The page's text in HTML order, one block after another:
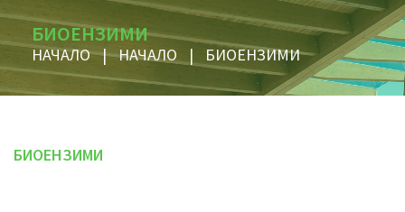
БИОЕНЗИМИ
НАЧАЛО | НАЧАЛО | БИОЕНЗИМИ
БИОЕНЗИМИ